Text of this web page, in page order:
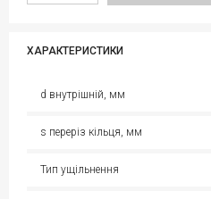
ХАРАКТЕРИСТИКИ
d внутрішній, мм
s переріз кільця, мм
Тип ущільнення